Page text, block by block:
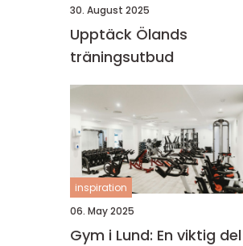
30. August 2025
Upptäck Ölands
träningsutbud
inspiration
06. May 2025
Gym i Lund: En viktig del